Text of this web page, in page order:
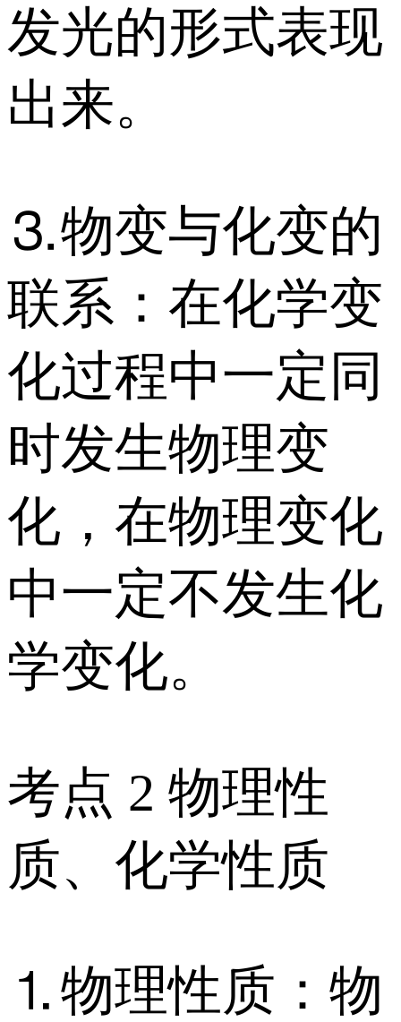
发光的形式表现
出来。
⒊物变与化变的
联系：在化学变
化过程中一定同
时发生物理变
化，在物理变化
中一定不发生化
学变化。
考点 2 物理性
质、化学性质
⒈物理性质：物